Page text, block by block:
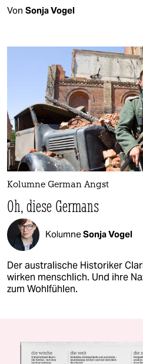
Von Sonja Vogel
Kolumne German Angst
Oh, diese Germans
KolumneSonja Vogel
Der australische Historiker
wirken menschlich. Und ihre
zum Wohlfühlen.